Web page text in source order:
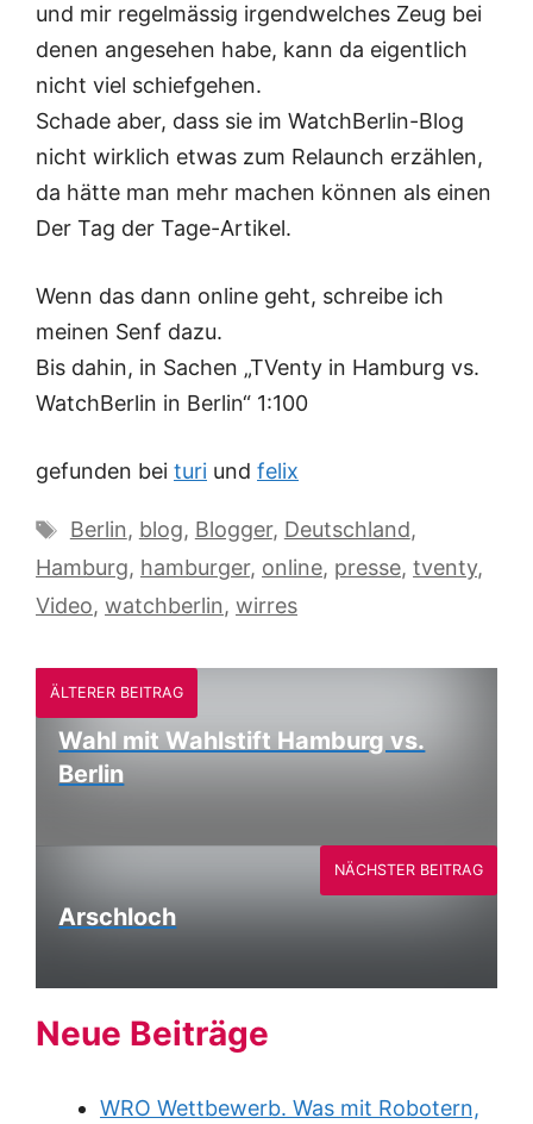
und mir regelmässig irgendwelches Zeug bei
denen angesehen habe, kann da eigentlich
nicht viel schiefgehen.
Schade aber, dass sie im WatchBerlin-Blog
nicht wirklich etwas zum Relaunch erzählen,
da hätte man mehr machen können als einen
Der Tag der Tage-Artikel.
Wenn das dann online geht, schreibe ich
meinen Senf dazu.
Bis dahin, in Sachen „TVenty in Hamburg vs.
WatchBerlin in Berlin“ 1:100
gefunden bei turi und felix
Schlagwörter
Berlin, blog, Blogger, Deutschland,
Hamburg, hamburger, online, presse, tventy,
Video, watchberlin, wirres
ÄLTERER BEITRAG
Wahl mit Wahlstift Hamburg vs.
Berlin
Arschloch
NÄCHSTER BEITRAG
Neue Beiträge
WRO Wettbewerb. Was mit Robotern,